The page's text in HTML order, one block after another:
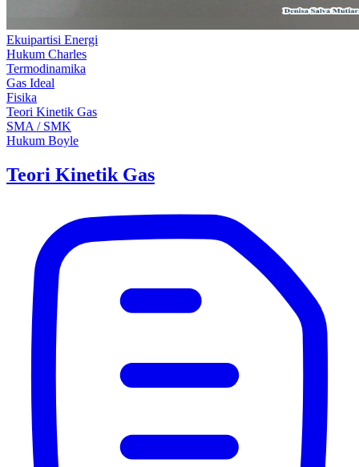
Ekuipartisi Energi
Hukum Charles
Termodinamika
Gas Ideal
Fisika
Teori Kinetik Gas
SMA / SMK
Hukum Boyle
Teori Kinetik Gas